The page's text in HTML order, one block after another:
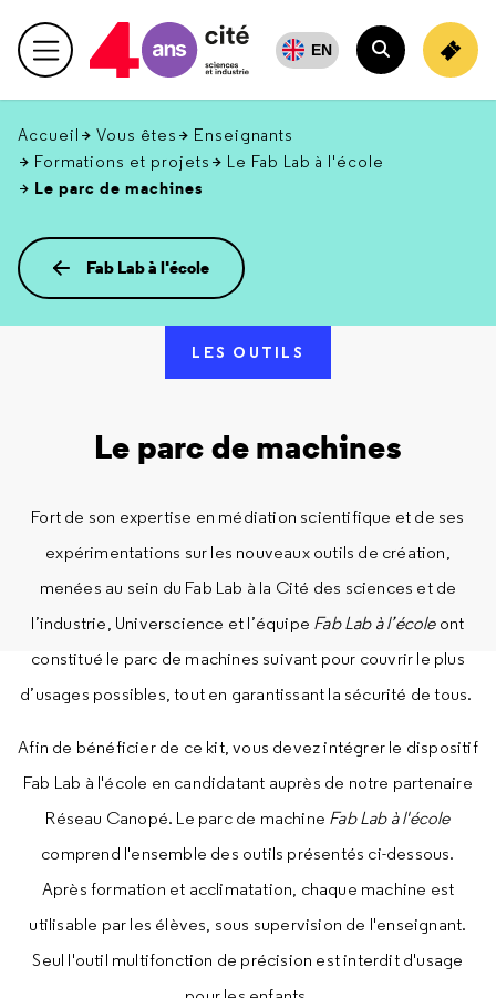
en
haut
Menu principal EN
Rechercher
Accueil Vous êtes
Enseignants
Formations et projets
Le Fab Lab à l'école
Le parc de machines
Fab Lab à l'école
LES OUTILS
Le parc de machines
Fort de son expertise en médiation scientifique et de ses
expérimentations sur les nouveaux outils de création,
menées au sein du Fab Lab à la Cité des sciences et de
l’industrie, Universcience et l’équipe Fab Lab à l’écoleont
constitué le parc de machines suivant pour couvrir le plus
d’usages possibles, tout en garantissant la sécurité de tous.
Afin de bénéficier de ce kit, vous devez intégrer le dispositif
Fab Lab à l'école en candidatant auprès de notre partenaire
Réseau Canopé. Le parc de machine Fab Lab à l'école
comprend l'ensemble des outils présentés ci-dessous.
Après formation et acclimatation, chaque machine est
utilisable par les élèves, sous supervision de l'enseignant.
Seul l'outil multifonction de précision est interdit d'usage